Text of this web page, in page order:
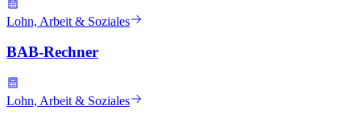
Lohn, Arbeit & Soziales
BAB-Rechner
Lohn, Arbeit & Soziales